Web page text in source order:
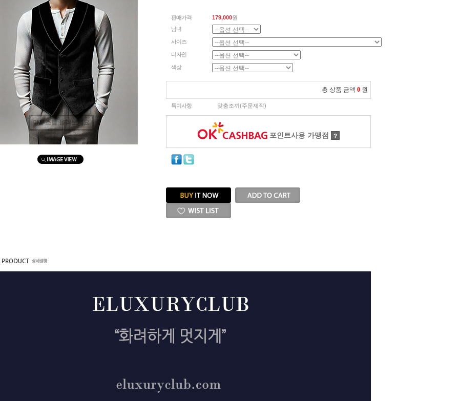
마우스를 올려보세요
판매가격 179,000원
남녀
사이즈
디자인
색상
총 상품 금액 0 원
특이사항 맞춤조끼(주문제작)
포인트사용 가맹점 ?